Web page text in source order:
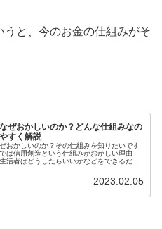
と、今のお金の仕組みがそ
ぜおかしいのか？どんな仕組みなの
すく解説
おかしいのか？その仕組みを知りたいです
は信用創造という仕組みがおかしい理由
活者はどうしたらいいかなどをできるだけ
2023.02.05